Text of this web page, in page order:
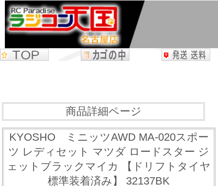
商品詳細ページ
KYOSHO ミニッツAWD MA-020スポー
ツ レディセット マツダ ロードスター ジ
ェットブラックマイカ 【ドリフトタイヤ
標準装着済み】 32137BK